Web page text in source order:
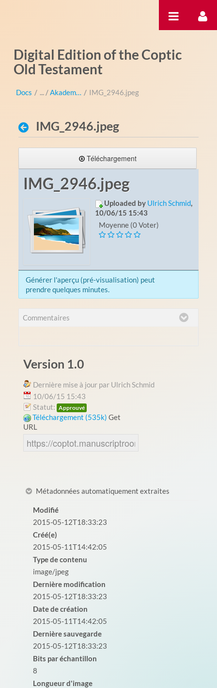
Digital Edition of the Coptic
Old Testament
Docs / Akademientag / IMG_2946.jpeg
IMG_2946.jpeg
Téléchargement
IMG_2946.jpeg
Uploaded by Ulrich Schmid,
10/06/15 15:43
Moyenne (0 Voter)
Générer l'aperçu (pré-visualisation) peut
prendre quelques minutes.
Commentaires
Version 1.0
Dernière mise à jour par Ulrich Schmid
10/06/15 15:43
Statut: Approuvé
Téléchargement (535k) Get
URL
Métadonnées automatiquement extraites
Modifié
2015-05-12T18:33:23
Créé(e)
2015-05-11T14:42:05
Type de contenu
image/jpeg
Dernière modification
2015-05-12T18:33:23
Date de création
2015-05-11T14:42:05
Dernière sauvegarde
2015-05-12T18:33:23
Bits par échantillon
8
Longueur d'image